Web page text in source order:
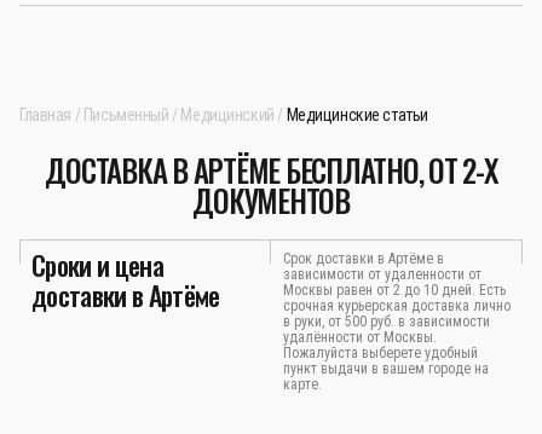
Главная Письменный Медицинский Медицинские статьи
ДОСТАВКА В АРТЁМЕ БЕСПЛАТНО, ОТ 2-Х
ДОКУМЕНТОВ
Сроки и цена
доставки в Артёме
Срок доставки в Артёме в
зависимости от удаленности от
Москвы равен от 2 до 10 дней. Есть
срочная курьерская доставка лично
в руки, от 500 руб. в зависимости
удалённости от Москвы.
Пожалуйста выберете удобный
пункт выдачи в вашем городе на
карте.